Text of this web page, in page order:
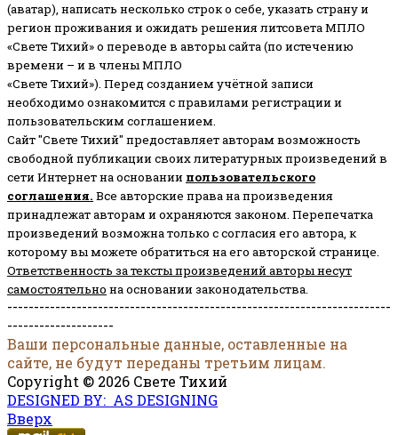
(аватар), написать несколько строк о себе, указать страну и
регион проживания и ожидать решения литсовета МПЛО
«Свете Тихий» о переводе в авторы сайта (по истечению
времени – и в члены МПЛО
«Свете Тихий»). Перед созданием учётной записи
необходимо ознакомится с правилами регистрации и
пользовательским соглашением.
Сайт "Свете Тихий" предоставляет авторам возможность
свободной публикации своих литературных произведений в
сети Интернет на основании пользовательского
соглашения. Все авторские права на произведения
принадлежат авторам и охраняются законом. Перепечатка
произведений возможна только с согласия его автора, к
которому вы можете обратиться на его авторской странице.
Ответственность за тексты произведений авторы несут
самостоятельно на основании законодательства.
------------------------------------------------------------------------
--------------------
Ваши персональные данные, оставленные на
сайте, не будут переданы третьим лицам.
Copyright © 2026 Свете Тихий
DESIGNED BY: AS DESIGNING
Вверх